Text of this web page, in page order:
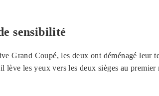
sensibilité
Grand Coupé, les deux ont déménagé leur
lève les yeux vers les deux sièges au